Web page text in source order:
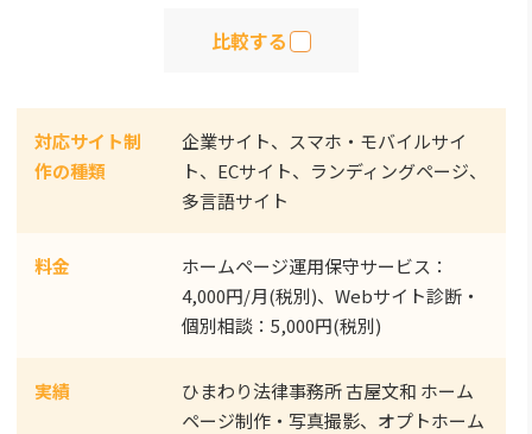
比較する
対応サイト制
作の種類
企業サイト、スマホ・モバイルサイ
ト、ECサイト、ランディングページ、
多言語サイト
料金
ホームページ運用保守サービス：
4,000円/月(税別)、Webサイト診断・
個別相談：5,000円(税別)
実績
ひまわり法律事務所 古屋文和 ホーム
ページ制作・写真撮影、オプトホーム